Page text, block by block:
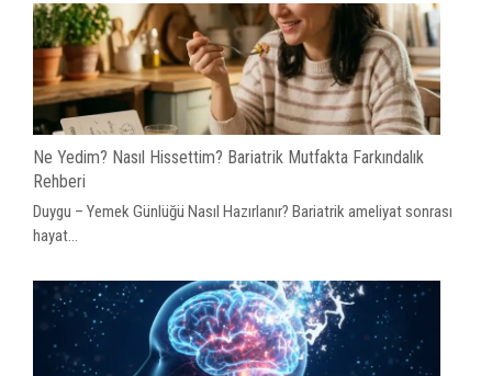
Ne Yedim? Nasıl Hissettim? Bariatrik Mutfakta Farkındalık
Rehberi
Duygu – Yemek Günlüğü Nasıl Hazırlanır? Bariatrik ameliyat sonrası
hayat...